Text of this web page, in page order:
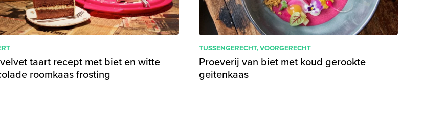
taart recept met biet en witte
roomkaas frosting
TUSSENGERECHT,VOORGERECHT
Proeverij van biet met koud gerookte
geitenkaas